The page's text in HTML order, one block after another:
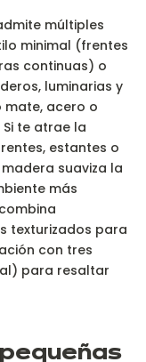
múltiples
minimal (frentes
continuas) o
luminarias y
mate, acero o
te atrae la
estantes o
suaviza la
más
texturizados para
con tres
para resaltar